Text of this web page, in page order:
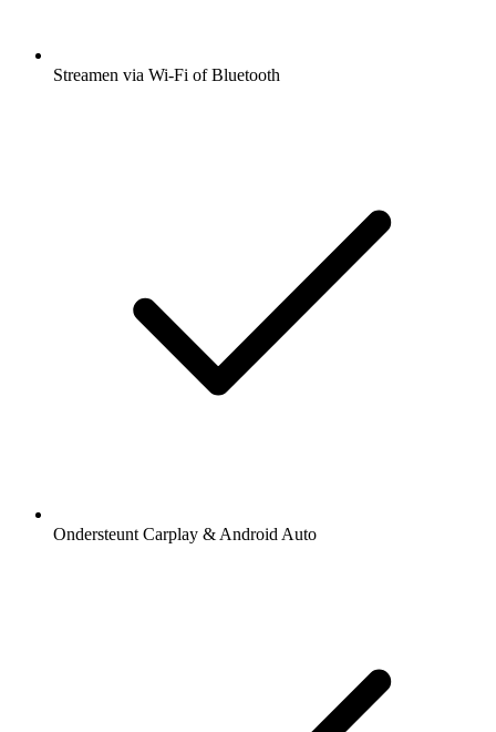
Streamen via Wi-Fi of Bluetooth
Ondersteunt Carplay & Android Auto